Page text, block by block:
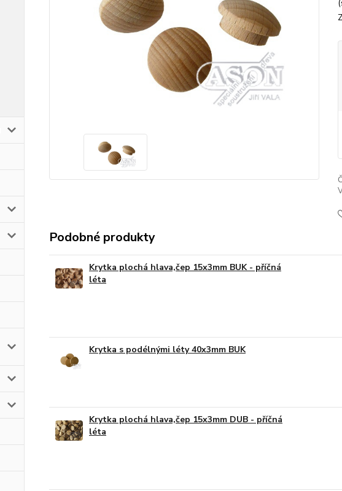
Podobné produkty
Krytka plochá hlava,čep 15x3mm BUK - příčná
léta
Krytka s podélnými léty 40x3mm BUK
Krytka plochá hlava,čep 15x3mm DUB - příčná
léta